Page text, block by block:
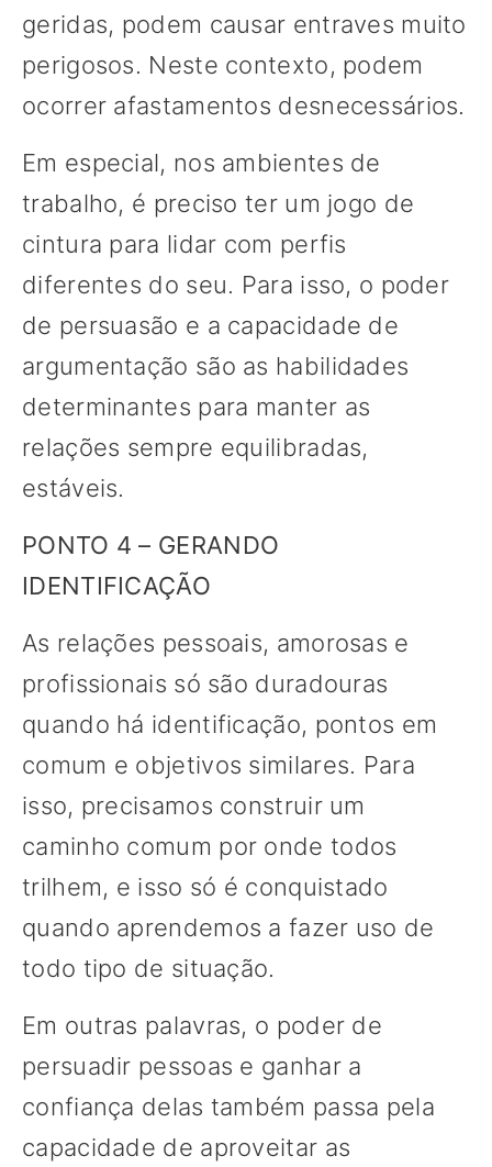
geridas, podem causar entraves muito
perigosos. Neste contexto, podem
ocorrer afastamentos desnecessários.
Em especial, nos ambientes de
trabalho, é preciso ter um jogo de
cintura para lidar com perfis
diferentes do seu. Para isso, o poder
de persuasão e a capacidade de
argumentação são as habilidades
determinantes para manter as
relações sempre equilibradas,
estáveis.
PONTO 4 – GERANDO
IDENTIFICAÇÃO
As relações pessoais, amorosas e
profissionais só são duradouras
quando há identificação, pontos em
comum e objetivos similares. Para
isso, precisamos construir um
caminho comum por onde todos
trilhem, e isso só é conquistado
quando aprendemos a fazer uso de
todo tipo de situação.
Em outras palavras, o poder de
persuadir pessoas e ganhar a
confiança delas também passa pela
capacidade de aproveitar as